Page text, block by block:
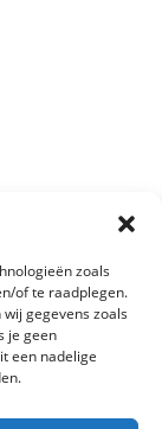
zoals
of te raadplegen.
gegevens zoals
je geen
een nadelige